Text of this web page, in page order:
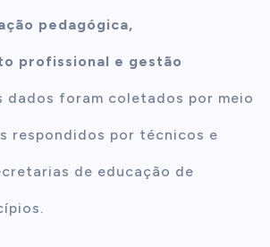
pedagógica,
profissional e gestão
dados foram coletados por meio
respondidos por técnicos e
de educação de